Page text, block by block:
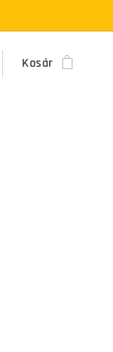
Kosár